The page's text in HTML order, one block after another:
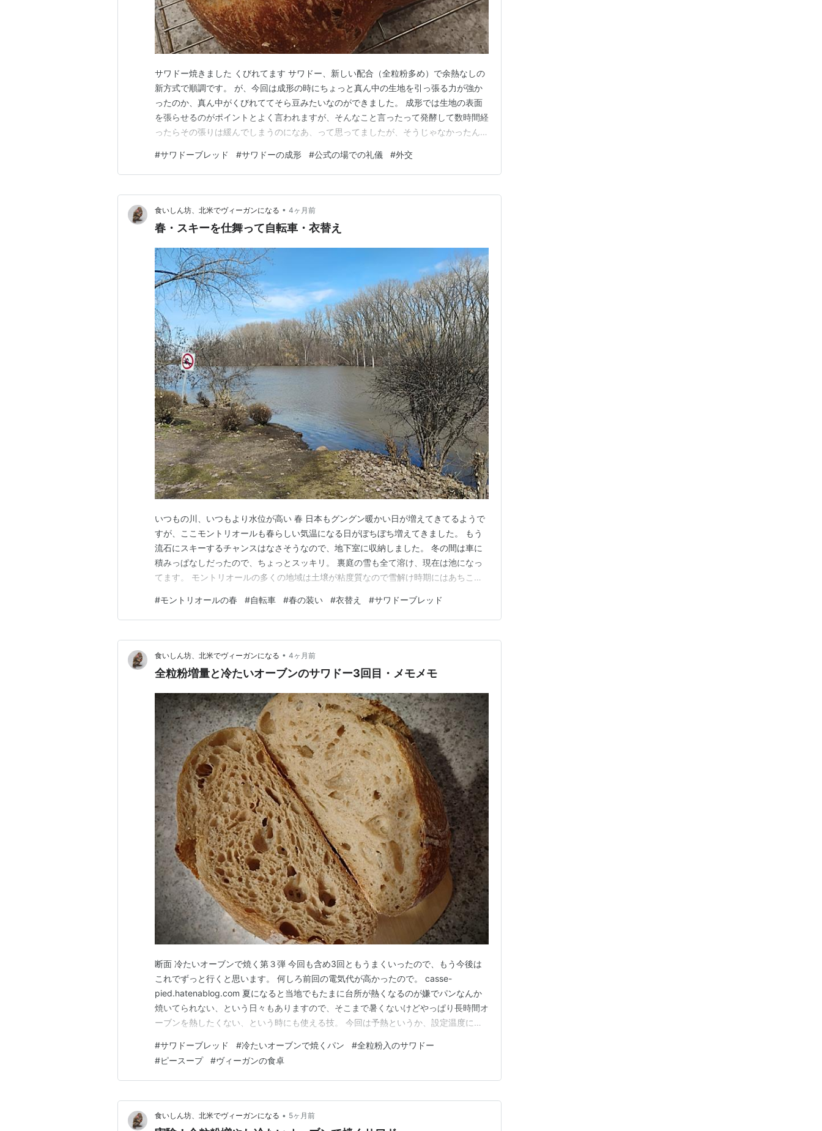
サワドー焼きました くびれてます サワドー、新しい配合（全粒粉多め）で余熱なしの
新方式で順調です。 が、今回は成形の時にちょっと真ん中の生地を引っ張る力が強か
ったのか、真ん中がくびれててそら豆みたいなのができました。 成形では生地の表面
を張らせるのがポイントとよく言われますが、そんなこと言ったって発酵して数時間経
ったらその張りは緩んでしまうのになあ、って思ってましたが、そうじゃなかったんだ
が、スーパーで見かけた「日本式」の冷凍ご飯のパッケージが日本人の感覚からすると
ちょっと違和感がある、と写真を投稿したのがバズってま…
#サワドーブレッド #サワドーの成形 #公式の場での礼儀 #外交
食いしん坊、北米でヴィーガンになる • 4ヶ月前
春・スキーを仕舞って自転車・衣替え
いつもの川、いつもより水位が高い 春 日本もグングン暖かい日が増えてきてるようで
すが、ここモントリオールも春らしい気温になる日がぼちぼち増えてきました。 もう
流石にスキーするチャンスはなさそうなので、地下室に収納しました。 冬の間は車に
積みっぱなしだったので、ちょっとスッキリ。 裏庭の雪も全て溶け、現在は池になっ
てます。 モントリオールの多くの地域は土壌が粘度質なので雪解け時期にはあちこち
前、うちの裏庭の雪解け池には鴨夫婦がしばらく滞在してましたけど、それくらい大き
な池になるので、暖かくなっても池が消えるまでは洗濯物…
#モントリオールの春 #自転車 #春の装い #衣替え #サワドーブレッド
食いしん坊、北米でヴィーガンになる • 4ヶ月前
全粒粉増量と冷たいオーブンのサワドー3回目・メモメモ
断面 冷たいオーブンで焼く第３弾 今回も含め3回ともうまくいったので、もう今後は
これでずっと行くと思います。 何しろ前回の電気代が高かったので。 casse-
pied.hatenablog.com 夏になると当地でもたまに台所が熱くなるのが嫌でパンなんか
焼いてられない、という日々もありますので、そこまで暑くないけどやっぱり長時間オ
ーブンを熱したくない、という時にも使える技。 今回は予熱というか、設定温度にな
ンで焼く手順メモ パン生地をダッチオーブンにいれ、そのまま冷たい状態のオーブン
に入れて500°Fに設定して加熱開…
#サワドーブレッド #冷たいオーブンで焼くパン #全粒粉入のサワドー
#ピースープ #ヴィーガンの食卓
食いしん坊、北米でヴィーガンになる • 5ヶ月前